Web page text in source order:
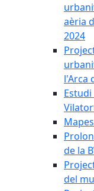
aèria
2024
l'Arca
de la
del